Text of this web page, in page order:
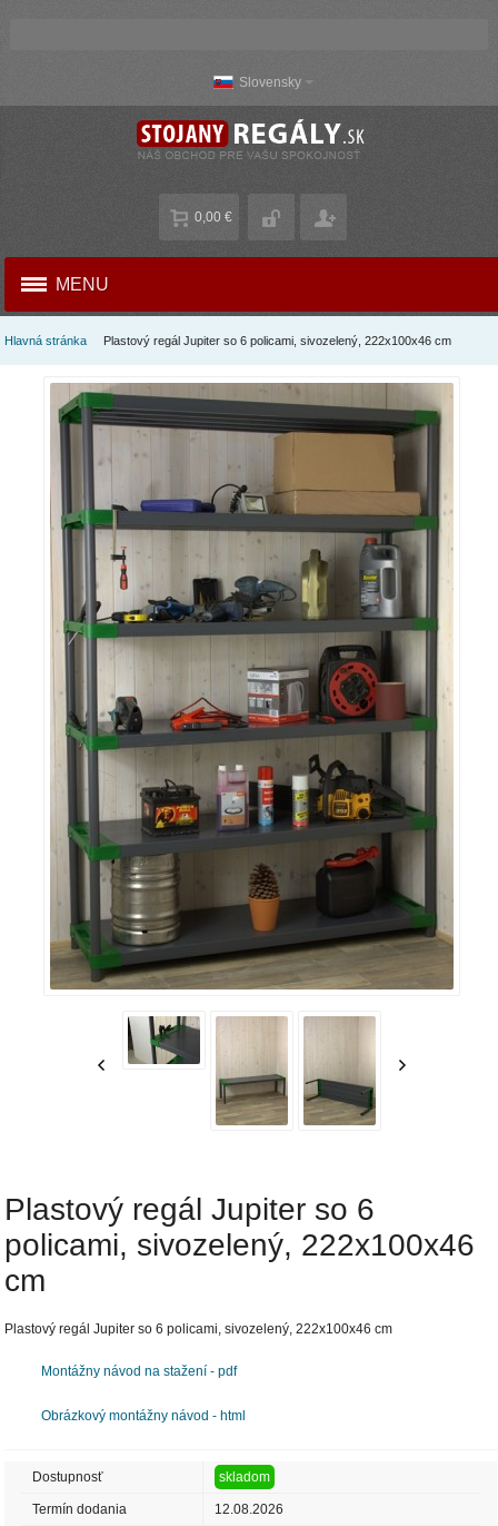
Slovensky
0,00 €
MENU
Hlavná stránka Plastový regál Jupiter so 6 policami, sivozelený, 222x100x46 cm
Plastový regál Jupiter so 6
policami, sivozelený, 222x100x46
cm
Plastový regál Jupiter so 6 policami, sivozelený, 222x100x46 cm
Montážny návod na stažení - pdf
Obrázkový montážny návod - html
Dostupnosť skladom
Termín dodania 12.08.2026